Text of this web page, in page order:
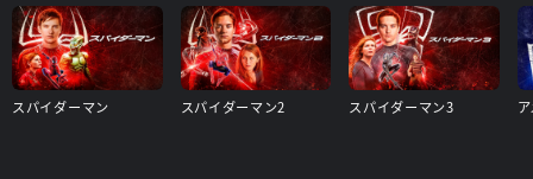
スパイダーマン スパイダーマン2 スパイダーマン3